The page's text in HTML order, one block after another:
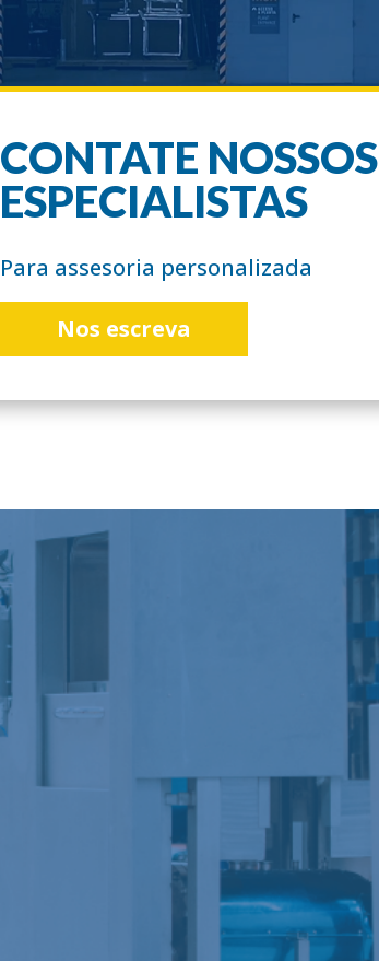
CONTATE NOSSOS
ESPECIALISTAS
Para assesoria personalizada
Nos escreva